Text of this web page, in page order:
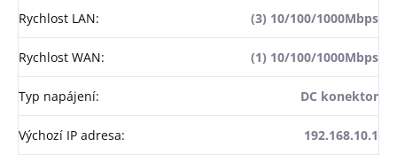
Rychlost LAN: (3) 10/100/1000Mbps
Rychlost WAN: (1) 10/100/1000Mbps
Typ napájení: DC konektor
Výchozí IP adresa: 192.168.10.1